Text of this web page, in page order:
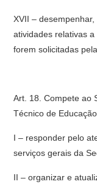
XVII –
atividades relativas
forem solicitadas
Art. 18. Compete ao
Técnico de
I – responder pelo
serviços gerais da
II – organizar e